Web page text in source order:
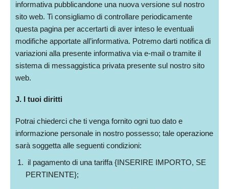
informativa pubblicandone una nuova versione sul nostro
sito web. Ti consigliamo di controllare periodicamente
questa pagina per accertarti di aver inteso le eventuali
modifiche apportate all’informativa. Potremo darti notifica di
variazioni alla presente informativa via e-mail o tramite il
sistema di messaggistica privata presente sul nostro sito
web.
J. I tuoi diritti
Potrai chiederci che ti venga fornito ogni tuo dato e
informazione personale in nostro possesso; tale operazione
sarà soggetta alle seguenti condizioni:
il pagamento di una tariffa {INSERIRE IMPORTO, SE
PERTINENTE};